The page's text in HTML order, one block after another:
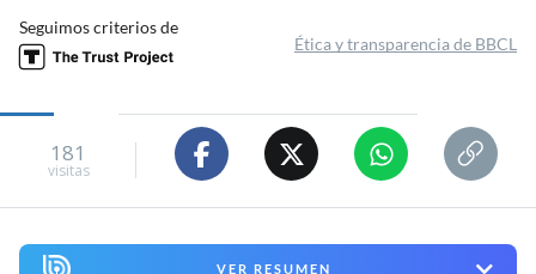
Seguimos criterios de
Ética y transparencia de BBCL
181
visitas
VER RESUMEN